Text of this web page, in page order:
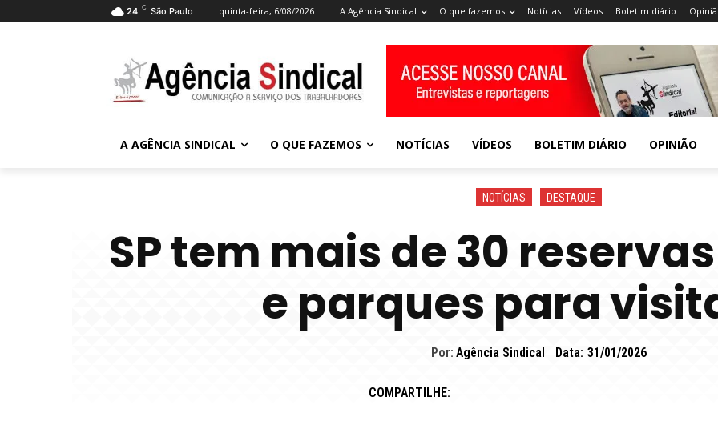
24 C São Paulo quinta-feira, 6/08/2026 A Agência Sindical O que fazemos Notícias Vídeos Boletim diário
A AGÊNCIA SINDICAL O QUE FAZEMOS NOTÍCIAS VÍDEOS BOLETIM DIÁRIO OPINIÃO
NOTÍCIAS DESTAQUE
SP tem mais de 30
e parques para
Por: Agência Sindical Data: 31/01/2026
COMPARTILHE: